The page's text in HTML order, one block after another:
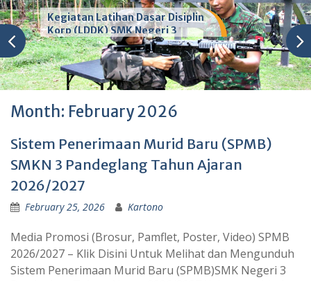
Kegiatan Latihan Dasar Disiplin
Korp (LDDK) SMK Negeri 3
Pandeglang
Month: February 2026
Sistem Penerimaan Murid Baru (SPMB)
SMKN 3 Pandeglang Tahun Ajaran
2026/2027
February 25, 2026 Kartono
Media Promosi (Brosur, Pamflet, Poster, Video) SPMB
2026/2027 – Klik Disini Untuk Melihat dan Mengunduh
Sistem Penerimaan Murid Baru (SPMB)SMK Negeri 3